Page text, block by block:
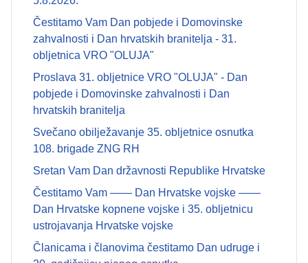
Čestitamo Vam Dan pobjede i Domovinske
zahvalnosti i Dan hrvatskih branitelja - 31.
obljetnica VRO "OLUJA"
Proslava 31. obljetnice VRO "OLUJA" - Dan
pobjede i Domovinske zahvalnosti i Dan
hrvatskih branitelja
Svečano obilježavanje 35. obljetnice osnutka
108. brigade ZNG RH
Sretan Vam Dan državnosti Republike Hrvatske
Čestitamo Vam —— Dan Hrvatske vojske ——
Dan Hrvatske kopnene vojske i 35. obljetnicu
ustrojavanja Hrvatske vojske
Članicama i članovima čestitamo Dan udruge i